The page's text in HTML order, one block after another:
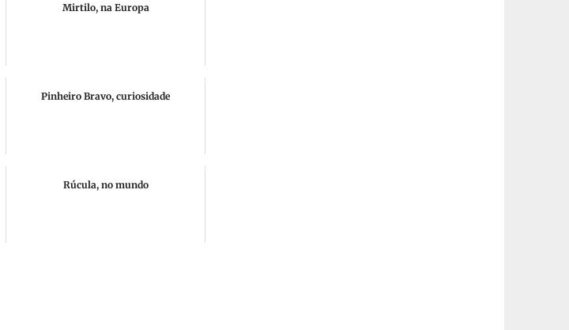
Mirtilo, na Europa
Pinheiro Bravo, curiosidade
Rúcula, no mundo